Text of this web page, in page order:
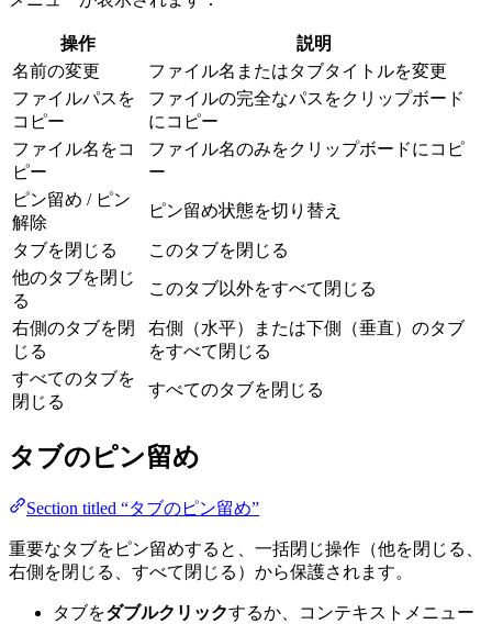
操作
説明
名前の変更
ファイル名またはタブタイトルを変更
ファイルパスを
コピー
ファイルの完全なパスをクリップボード
にコピー
ファイル名をコ
ピー
ファイル名のみをクリップボードにコピ
ー
ピン留め / ピン
解除
ピン留め状態を切り替え
タブを閉じる
このタブを閉じる
他のタブを閉じ
る
このタブ以外をすべて閉じる
右側のタブを閉
じる
右側（水平）または下側（垂直）のタブ
をすべて閉じる
すべてのタブを
閉じる
すべてのタブを閉じる
タブのピン留め
Section titled “タブのピン留め”
重要なタブをピン留めすると、一括閉じ操作（他を閉じる、
右側を閉じる、すべて閉じる）から保護されます。
タブをダブルクリックするか、コンテキストメニュー